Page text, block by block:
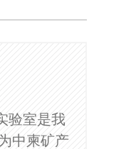
验室是我
中柬矿产